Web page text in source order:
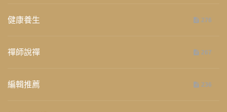
健康養生 276
禪師說禪 267
編輯推薦 236